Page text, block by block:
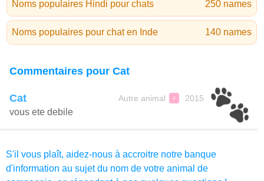
Noms populaires Hindi pour chats 250 names
Noms populaires pour chat en Inde 140 names
Commentaires pour Cat
Cat Autre animal ♀ 2015
vous ete debile
S'il vous plaît, aidez-nous à accroitre notre banque
d'information au sujet du nom de votre animal de